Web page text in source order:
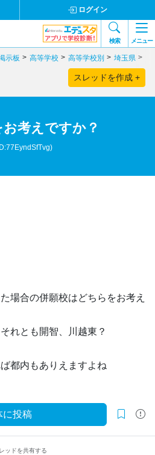
ログイン
検索 メニュー
示板 高等学校 高等学校別 埼玉県
スレッドを作成 +
考えですか？
場合の併願校はどちらをお考え
れとも開智、川越東？
都内もありえますよね
に投稿
ッドを共有する